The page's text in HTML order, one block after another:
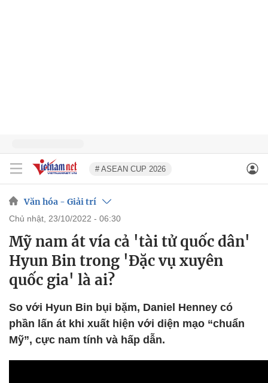
# ASEAN CUP 2026
Văn hóa - Giải trí
chủ nhật, 23/10/2022 - 06:30
Mỹ nam át vía cả 'tài tử quốc dân'
Hyun Bin trong 'Đặc vụ xuyên
quốc gia' là ai?
So với Hyun Bin bụi bặm, Daniel Henney có
phần lấn át khi xuất hiện với diện mạo “chuẩn
Mỹ”, cực nam tính và hấp dẫn.